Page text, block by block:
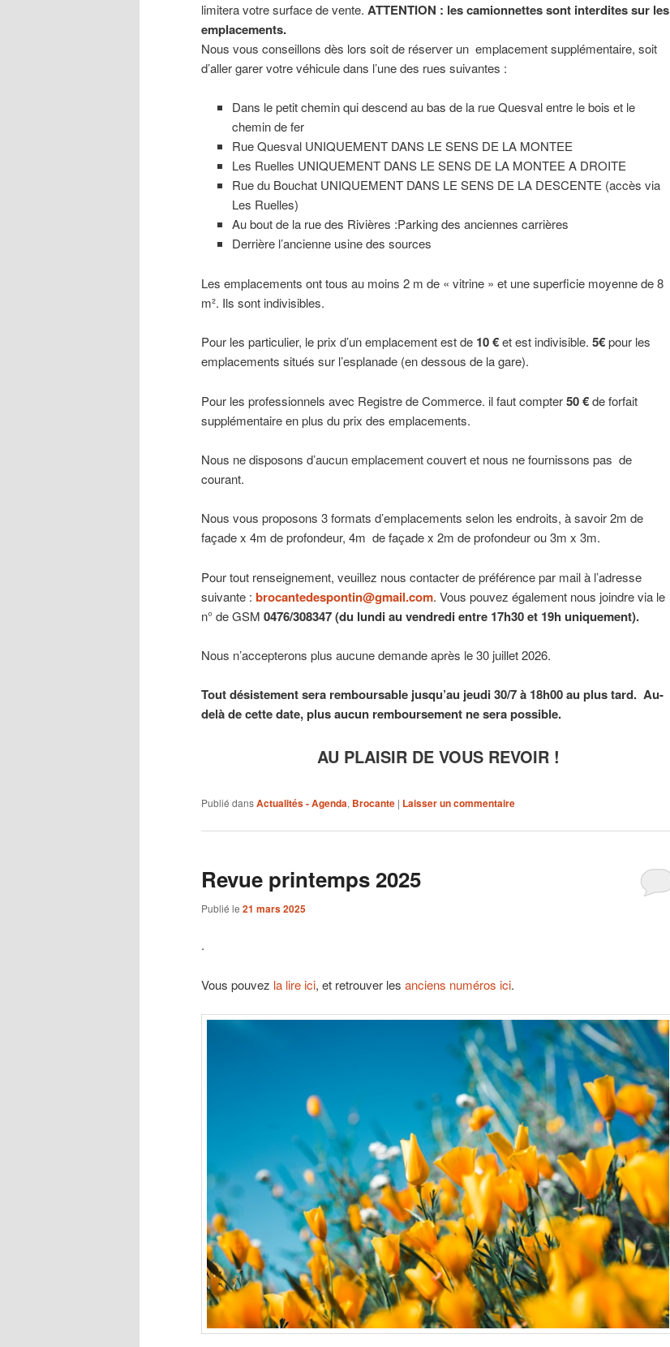
limitera votre surface de vente. ATTENTION : les camionnettes sont interdites sur les
emplacements.
Nous vous conseillons dès lors soit de réserver un emplacement supplémentaire, soit
d’aller garer votre véhicule dans l’une des rues suivantes :
Dans le petit chemin qui descend au bas de la rue Quesval entre le bois et le
chemin de fer
Rue Quesval UNIQUEMENT DANS LE SENS DE LA MONTEE
Les Ruelles UNIQUEMENT DANS LE SENS DE LA MONTEE A DROITE
Rue du Bouchat UNIQUEMENT DANS LE SENS DE LA DESCENTE (accès via
Les Ruelles)
Au bout de la rue des Rivières :Parking des anciennes carrières
Derrière l’ancienne usine des sources
Les emplacements ont tous au moins 2 m de « vitrine » et une superficie moyenne de 8
m². Ils sont indivisibles.
Pour les particulier, le prix d’un emplacement est de 10 €et est indivisible. 5€pour les
emplacements situés sur l’esplanade (en dessous de la gare).
Pour les professionnels avec Registre de Commerce. il faut compter50 €de forfait
supplémentaire en plus du prix des emplacements.
Nous ne disposons d’aucun emplacement couvert et nous ne fournissons pas de
courant.
Nous vous proposons 3 formats d’emplacements selon les endroits, à savoir 2m de
façade x 4m de profondeur, 4m de façade x 2m de profondeur ou 3m x 3m.
Pour tout renseignement, veuillez nous contacter de préférence par mail à l’adresse
suivante : brocantedespontin@gmail.com. Vous pouvez également nous joindre via le
n° de GSM 0476/308347 (du lundi au vendredi entre 17h30 et 19h uniquement).
Nous n’accepterons plus aucune demande après le 30 juillet 2026.
Tout désistement sera remboursable jusqu’au jeudi 30/7 à 18h00 au plus tard. Au-
delà de cette date, plus aucun remboursement ne sera possible.
AU PLAISIR DE VOUS REVOIR !
Publié dansActualités - Agenda, Brocante | Laisser un commentaire
Revue printemps 2025
Publié le 21 mars 2025
.
Vous pouvez la lire ici, et retrouver les anciens numéros ici.